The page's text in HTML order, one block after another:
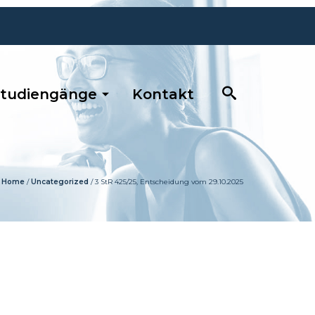
Kontakt
Home / Uncategorized / 3 StR 425/25, Entscheidung vom 29.10.2025